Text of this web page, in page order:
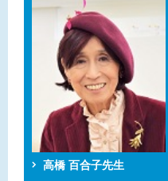
高橋 百合子先生